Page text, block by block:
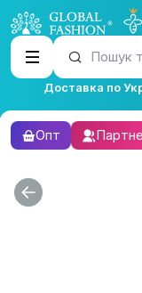
Пошук
Доставка по
Опт